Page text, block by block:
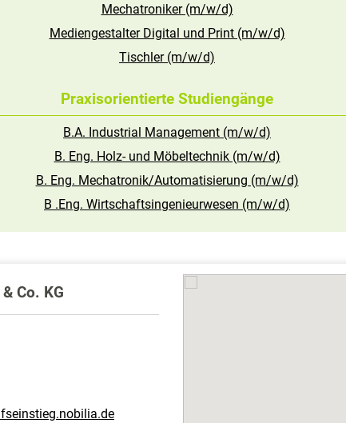
Mechatroniker (m/w/d)
Mediengestalter Digital und Print (m/w/d)
Tischler (m/w/d)
Praxisorientierte Studiengänge
B.A. Industrial Management (m/w/d)
B. Eng. Holz- und Möbeltechnik (m/w/d)
B. Eng. Mechatronik/Automatisierung (m/w/d)
B .Eng. Wirtschaftsingenieurwesen (m/w/d)
Co. KG